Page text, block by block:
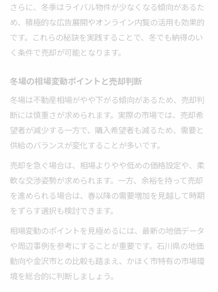
さらに、冬季はライバル物件が少なくなる傾向があるた
め、積極的な広告展開やオンライン内覧の活用も効果的
です。これらの秘訣を実践することで、冬でも納得のい
く条件で売却が可能となります。
冬場の相場変動ポイントと売却判断
冬場は不動産相場がやや下がる傾向があるため、売却判
断には慎重さが求められます。実際の市場では、売却希
望者が減少する一方で、購入希望者も減るため、需要と
供給のバランスが変化することが多いです。
売却を急ぐ場合は、相場よりやや低めの価格設定や、柔
軟な交渉姿勢が求められます。一方、余裕を持って売却
を進められる場合は、春以降の需要増加を見越して時期
をずらす選択も検討できます。
相場変動のポイントを見極めるには、最新の地価データ
や周辺事例を参考にすることが重要です。石川県の地価
動向や金沢市との比較も踏まえ、かほく市特有の市場環
境を総合的に判断しましょう。